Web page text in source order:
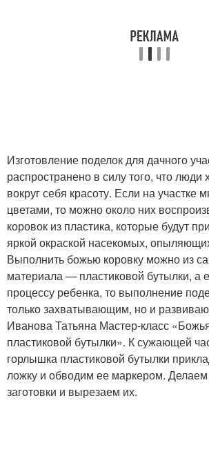
Коровка из
строительной каски
Коровка из пробок
Игрушки из бутылок
Изготовление поделок для дачного
распространено в силу того, что люди
вокруг себя красоту. Если на участке
цветами, то можно около них
коровок из пластика, которые будут
яркой окраской насекомых,
Выполнить божью коровку можно из
материала — пластиковой бутылки, а
процессу ребенка, то выполнение
только захватывающим, но и
Иванова Татьяна Мастер-класс
пластиковой бутылки». К сужающей
горлышка пластиковой бутылки
ложку и обводим ее маркером.
заготовки и вырезаем их.